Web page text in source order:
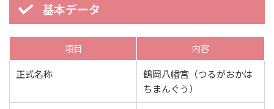
基本データ
項目
内容
正式名称
鶴岡八幡宮（つるがおかは
ちまんぐう）